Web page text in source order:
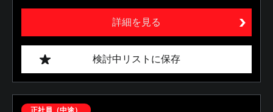
詳細を見る
検討中リストに保存